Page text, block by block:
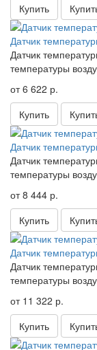
Купить
Датчик
Датчик
температуры
от 6 622 р.
Купить
Датчик
Датчик
температуры
от 8 444 р.
Купить
Датчик
Датчик
температуры
от 11 322 р.
Купить